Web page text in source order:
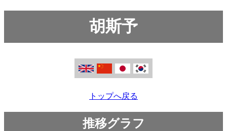
胡斯予
トップへ戻る
推移グラフ